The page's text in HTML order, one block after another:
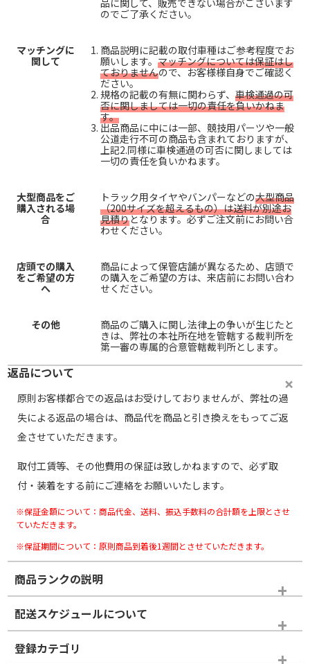
品に関して、販売できない場合がございます
のでご了承ください。
マッチングに
関して
商品説明に記載の取付車種はご参考程度でお
願いします。 マッチングについては保証はし
ておりませんので、お客様様自身でご確認く
ださい。
規格の記載の有無に関わらず、 車検通過の可
否に関しましては一切の責任を負いかねま
す。
出品商品に中には一部、競技用パーツや一般
公道走行不可の商品も含まれておりますが、
上記2.同様に車検通過の可否に関しましては
一切の責任を負いかねます。
大型商品をご
購入される場
合
トラック用タイヤやバンパーなどの大型商品
（200サイズを超えるもの）は送料が別途お
見積りとなります。必ずご注文前にお問い合
わせください。
店頭での購入
をご希望の方
へ
商品によって保管店舗が異なるため、店頭で
の購入をご希望の方は、来店前にお問い合わ
せください。
その他
商品のご購入に関し法律上の争いが生じたと
きは、弊社の本社所在地を管轄する裁判所を
第一審の専属的合意管轄裁判所とします。
返品について
原則お客様都合での返品はお受けしておりませんが、弊社の過
失による返品の場合は、商品代を商品と引き換えをもってご返
金させていただきます。
取付工賃等、その他費用の保証は致しかねますので、必ず取
付・装着をする前にご連絡をお願いいたします。
※保証金額について：商品代金、送料、振込手数料の合計額を上限とさせ
ていただきます。
※保証期間について：原則商品到着後1週間とさせていただきます。
商品ランクの説明
※商品ランクは出品者の主観により判断しておりますので、あら
かじめご了承ください。
ホイールランク
配送スケジュールについて
登録カテゴリ